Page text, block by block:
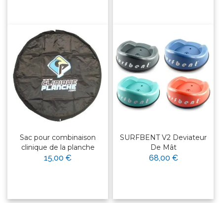
Sac pour combinaison
clinique de la planche
15,00 €
SURFBENT V2 Deviateur
De Mât
68,00 €